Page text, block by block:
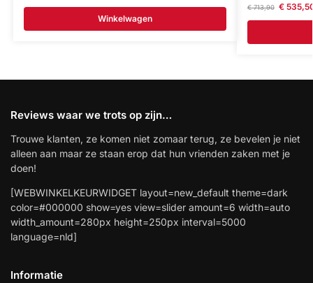
Winkelwagen
€713,90 €
Reviews waar we trots op zijn…
Trouwe klanten, ze komen niet zomaar terug, ze bevelen je niet
alleen aan maar ze staan erop dat hun vrienden zaken met je
doen!
[WEBWINKELKEURWIDGET layout=new_default theme=dark
color=#000000 show=yes view=slider amount=6 width=auto
width_amount=280px height=250px interval=5000
language=nld]
Informatie